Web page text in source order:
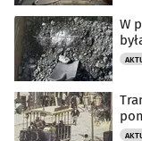
W